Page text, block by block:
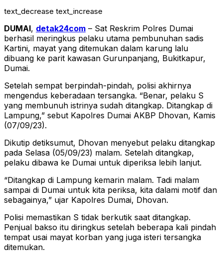
text_decrease text_increase
DUMAI, detak24com – Sat Reskrim Polres Dumai
berhasil meringkus pelaku utama pembunuhan sadis
Kartini, mayat yang ditemukan dalam karung lalu
dibuang ke parit kawasan Gurunpanjang, Bukitkapur,
Dumai.
Setelah sempat berpindah-pindah, polisi akhirnya
mengendus keberadaan tersangka. “Benar, pelaku S
yang membunuh istrinya sudah ditangkap. Ditangkap di
Lampung,” sebut Kapolres Dumai AKBP Dhovan, Kamis
(07/09/23).
Dikutip detiksumut, Dhovan menyebut pelaku ditangkap
pada Selasa (05/09/23) malam. Setelah ditangkap,
pelaku dibawa ke Dumai untuk diperiksa lebih lanjut.
“Ditangkap di Lampung kemarin malam. Tadi malam
sampai di Dumai untuk kita periksa, kita dalami motif dan
sebagainya,” ujar Kapolres Dumai, Dhovan.
Polisi memastikan S tidak berkutik saat ditangkap.
Penjual bakso itu diringkus setelah beberapa kali pindah
tempat usai mayat korban yang juga isteri tersangka
ditemukan.